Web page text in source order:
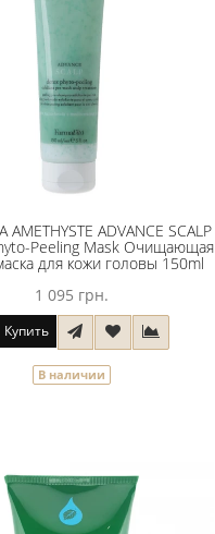
AMETHYSTE ADVANCE SCALP
Peeling Mask Очищающая
для кожи головы 150ml
1 095 грн.
Купить
В наличии